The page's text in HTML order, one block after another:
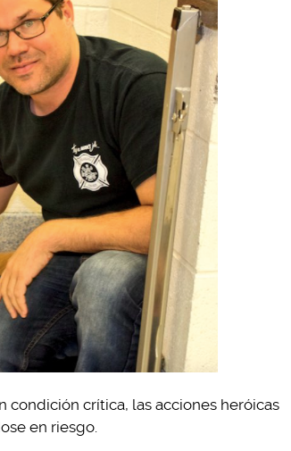
condición crítica, las acciones heróicas
en riesgo.